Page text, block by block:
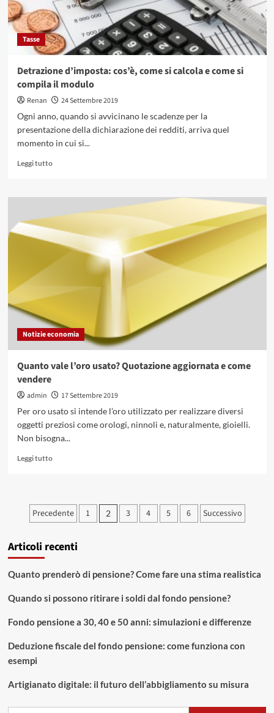
il
cedolino
Tasse
Detrazione d’imposta: cos’è, come si calcola e come si
compila il modulo
Renan
24 Settembre 2019
Ogni anno, quando si avvicinano le scadenze per la
presentazione della dichiarazione dei redditi, arriva quel
momento in cui si...
Leggi tuttoLeggi
su
d’imposta:
cos’è,
come
calcola
il
modulo
Notizie economia
Quanto vale l’oro usato? Quotazione aggiornata e come
vendere
admin
17 Settembre 2019
Per oro usato si intende l’oro utilizzato per realizzare diversi
oggetti preziosi come orologi, ninnoli e, naturalmente, gioielli.
Non bisogna...
Leggi tuttoLeggi
Quanto
vale
l’oro
Quotazione
e
vendere
Paginazione
articoli
Precedente 1 2 3 4 5 6 Successivo
Articoli recenti
Quanto prenderò di pensione? Come fare una stima realistica
Quando si possono ritirare i soldi dal fondo pensione?
Fondo pensione a 30, 40 e 50 anni: simulazioni e differenze
Deduzione fiscale del fondo pensione: come funziona con
esempi
Artigianato digitale: il futuro dell’abbigliamento su misura